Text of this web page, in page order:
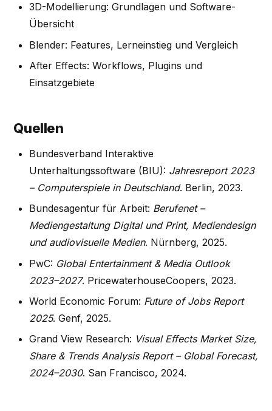
3D-Modellierung: Grundlagen und Software-
Übersicht
Blender: Features, Lerneinstieg und Vergleich
After Effects: Workflows, Plugins und
Einsatzgebiete
Quellen
Bundesverband Interaktive
Unterhaltungssoftware (BIU): Jahresreport 2023
– Computerspiele in Deutschland. Berlin, 2023.
Bundesagentur für Arbeit: Berufenet –
Mediengestaltung Digital und Print, Mediendesign
und audiovisuelle Medien. Nürnberg, 2025.
PwC: Global Entertainment & Media Outlook
2023–2027. PricewaterhouseCoopers, 2023.
World Economic Forum: Future of Jobs Report
2025. Genf, 2025.
Grand View Research: Visual Effects Market Size,
Share & Trends Analysis Report – Global Forecast,
2024–2030. San Francisco, 2024.